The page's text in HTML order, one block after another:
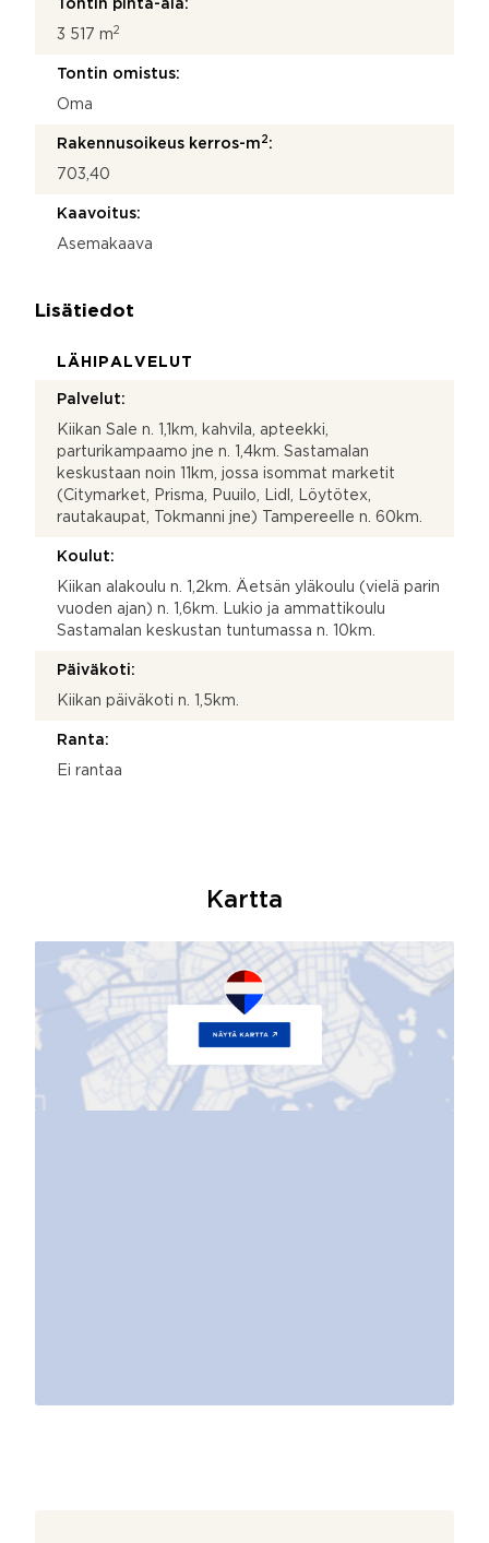
Tontin pinta-ala:
3 517 m2
Tontin omistus:
Oma
Rakennusoikeus kerros-m 2 :
703,40
Kaavoitus:
Asemakaava
Lisätiedot
LÄHIPALVELUT
Palvelut:
Kiikan Sale n. 1,1km, kahvila, apteekki,
parturikampaamo jne n. 1,4km. Sastamalan
keskustaan noin 11km, jossa isommat marketit
(Citymarket, Prisma, Puuilo, Lidl, Löytötex,
rautakaupat, Tokmanni jne) Tampereelle n. 60km.
Koulut:
Kiikan alakoulu n. 1,2km. Äetsän yläkoulu (vielä parin
vuoden ajan) n. 1,6km. Lukio ja ammattikoulu
Sastamalan keskustan tuntumassa n. 10km.
Päiväkoti:
Kiikan päiväkoti n. 1,5km.
Ranta:
Ei rantaa
Kartta